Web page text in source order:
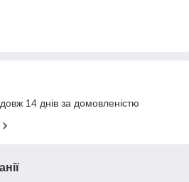
14 днів за домовленістю